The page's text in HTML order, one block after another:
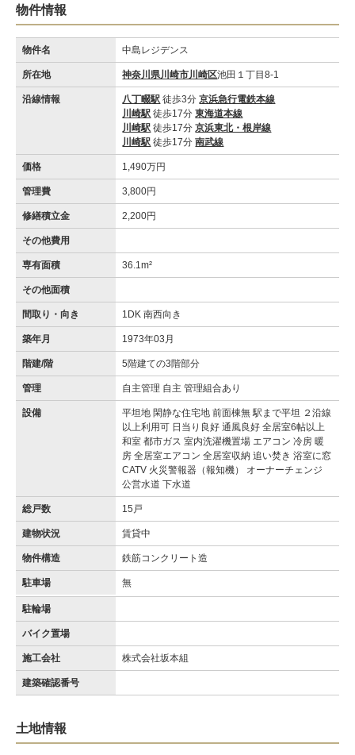
物件情報
物件名 中島レジデンス
所在地 神奈川県川崎市川崎区池田１丁目8-1
沿線情報 八丁畷駅 徒歩3分京浜急行電鉄本線
川崎駅 徒歩17分東海道本線
川崎駅 徒歩17分京浜東北・根岸線
川崎駅 徒歩17分南武線
価格 1,490万円
管理費 3,800円
修繕積立金 2,200円
その他費用
専有面積 36.1m²
その他面積
間取り・向き 1DK 南西向き
築年月 1973年03月
階建/階 5階建ての3階部分
管理 自主管理 自主 管理組合あり
設備
平坦地 閑静な住宅地 前面棟無 駅まで平坦 ２沿線
以上利用可 日当り良好 通風良好 全居室6帖以上
和室 都市ガス 室内洗濯機置場 エアコン 冷房 暖
房 全居室エアコン 全居室収納 追い焚き 浴室に窓
CATV 火災警報器（報知機） オーナーチェンジ
公営水道 下水道
総戸数 15戸
建物状況 賃貸中
物件構造 鉄筋コンクリート造
駐車場 無
駐輪場
バイク置場
施工会社 株式会社坂本組
建築確認番号
土地情報